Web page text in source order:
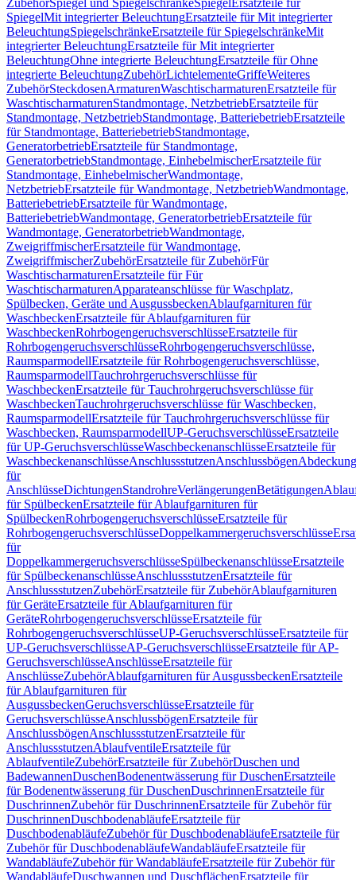
ZubehörSpiegel und SpiegelschränkeSpiegel Ersatzteile für
SpiegelMit integrierter BeleuchtungErsatzteile für Mit integrierter
BeleuchtungSpiegelschränkeErsatzteile für SpiegelschränkeMit
integrierter BeleuchtungErsatzteile für Mit integrierter
BeleuchtungOhne integrierte BeleuchtungErsatzteile für Ohne
integrierte BeleuchtungZubehörLichtelementeGriffeWeiteres
ZubehörSteckdosenArmaturenWaschtischarmaturenErsatzteile für
WaschtischarmaturenStandmontage, NetzbetriebErsatzteile für
Standmontage, NetzbetriebStandmontage, BatteriebetriebErsatzteile
für Standmontage, BatteriebetriebStandmontage,
GeneratorbetriebErsatzteile für Standmontage,
GeneratorbetriebStandmontage, EinhebelmischerErsatzteile für
Standmontage, EinhebelmischerWandmontage,
NetzbetriebErsatzteile für Wandmontage, NetzbetriebWandmontage,
BatteriebetriebErsatzteile für Wandmontage,
BatteriebetriebWandmontage, GeneratorbetriebErsatzteile für
Wandmontage, GeneratorbetriebWandmontage,
ZweigriffmischerErsatzteile für Wandmontage,
ZweigriffmischerZubehörErsatzteile für ZubehörFür
WaschtischarmaturenErsatzteile für Für
WaschtischarmaturenApparateanschlüsse für Waschplatz,
Spülbecken, Geräte und AusgussbeckenAblaufgarnituren für
WaschbeckenErsatzteile für Ablaufgarnituren für
WaschbeckenRohrbogengeruchsverschlüsseErsatzteile für
RohrbogengeruchsverschlüsseRohrbogengeruchsverschlüsse,
RaumsparmodellErsatzteile für Rohrbogengeruchsverschlüsse,
RaumsparmodellTauchrohrgeruchsverschlüsse für
WaschbeckenErsatzteile für Tauchrohrgeruchsverschlüsse für
WaschbeckenTauchrohrgeruchsverschlüsse für Waschbecken,
RaumsparmodellErsatzteile für Tauchrohrgeruchsverschlüsse für
Waschbecken, RaumsparmodellUP-GeruchsverschlüsseErsatzteile
für UP-GeruchsverschlüsseWaschbeckenanschlüsseErsatzteile für
WaschbeckenanschlüsseAnschlussstutzenAnschlussbögen
für
AnschlüsseDichtungenStandrohreVerlängerungenBetätigungen
für SpülbeckenErsatzteile für Ablaufgarnituren für
SpülbeckenRohrbogengeruchsverschlüsseErsatzteile für
RohrbogengeruchsverschlüsseDoppelkammergeruchsverschlüsse
für
DoppelkammergeruchsverschlüsseSpülbeckenanschlüsseErsatzteile
für SpülbeckenanschlüsseAnschlussstutzenErsatzteile für
AnschlussstutzenZubehörErsatzteile für ZubehörAblaufgarnituren
für GeräteErsatzteile für Ablaufgarnituren für
GeräteRohrbogengeruchsverschlüsseErsatzteile für
RohrbogengeruchsverschlüsseUP-GeruchsverschlüsseErsatzteile für
UP-GeruchsverschlüsseAP-GeruchsverschlüsseErsatzteile für AP-
GeruchsverschlüsseAnschlüsseErsatzteile für
AnschlüsseZubehörAblaufgarnituren für AusgussbeckenErsatzteile
für Ablaufgarnituren für
AusgussbeckenGeruchsverschlüsseErsatzteile für
GeruchsverschlüsseAnschlussbögenErsatzteile für
AnschlussbögenAnschlussstutzenErsatzteile für
AnschlussstutzenAblaufventileErsatzteile für
AblaufventileZubehörErsatzteile für ZubehörDuschen und
BadewannenDuschenBodenentwässerung für DuschenErsatzteile
für Bodenentwässerung für DuschenDuschrinnenErsatzteile für
DuschrinnenZubehör für DuschrinnenErsatzteile für Zubehör für
DuschrinnenDuschbodenabläufeErsatzteile für
DuschbodenabläufeZubehör für DuschbodenabläufeErsatzteile für
Zubehör für DuschbodenabläufeWandabläufeErsatzteile für
WandabläufeZubehör für WandabläufeErsatzteile für Zubehör für
WandabläufeDuschwannen und DuschflächenErsatzteile für